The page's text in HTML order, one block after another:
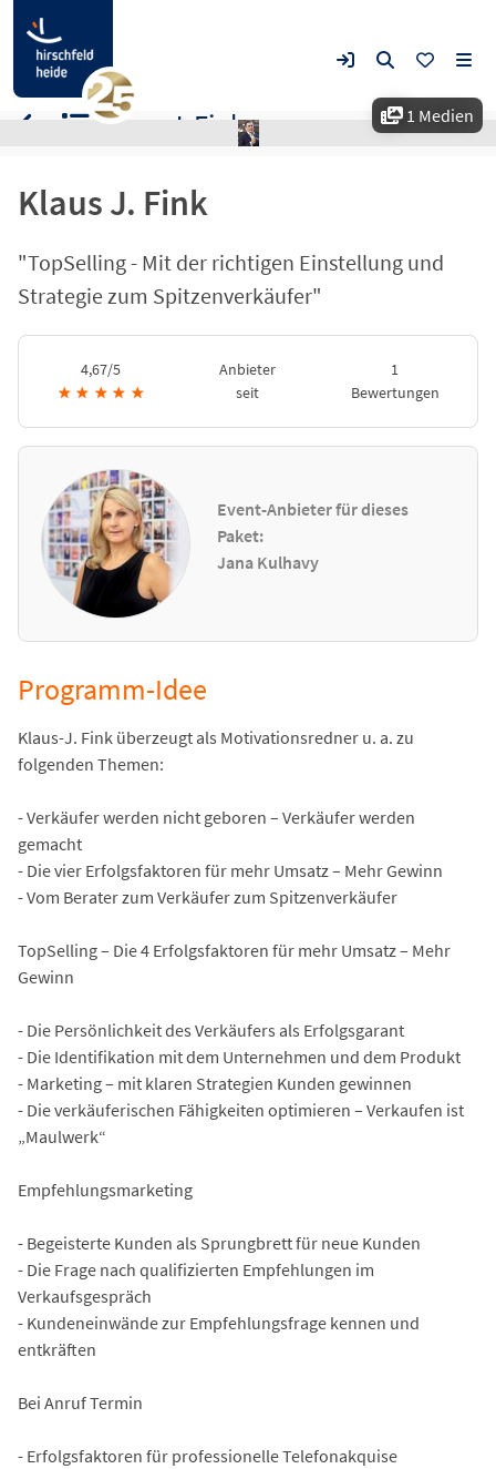
1 Medien
Klaus J. Fink
"TopSelling - Mit der richtigen Einstellung und
Strategie zum Spitzenverkäufer"
4,67/5
★ ★ ★ ★ ★
Anbieter
seit
1
Bewertungen
Event-Anbieter für dieses
Paket:
Jana Kulhavy
Klaus J. Fink
Programm-Idee
Klaus-J. Fink überzeugt als Motivationsredner u. a. zu
folgenden Themen:
- Verkäufer werden nicht geboren – Verkäufer werden
gemacht
- Die vier Erfolgsfaktoren für mehr Umsatz – Mehr Gewinn
- Vom Berater zum Verkäufer zum Spitzenverkäufer
TopSelling – Die 4 Erfolgsfaktoren für mehr Umsatz – Mehr
Gewinn
- Die Persönlichkeit des Verkäufers als Erfolgsgarant
- Die Identifikation mit dem Unternehmen und dem Produkt
- Marketing – mit klaren Strategien Kunden gewinnen
- Die verkäuferischen Fähigkeiten optimieren – Verkaufen ist
„Maulwerk“
Empfehlungsmarketing
- Begeisterte Kunden als Sprungbrett für neue Kunden
- Die Frage nach qualifizierten Empfehlungen im
Verkaufsgespräch
- Kundeneinwände zur Empfehlungsfrage kennen und
entkräften
Bei Anruf Termin
- Erfolgsfaktoren für professionelle Telefonakquise